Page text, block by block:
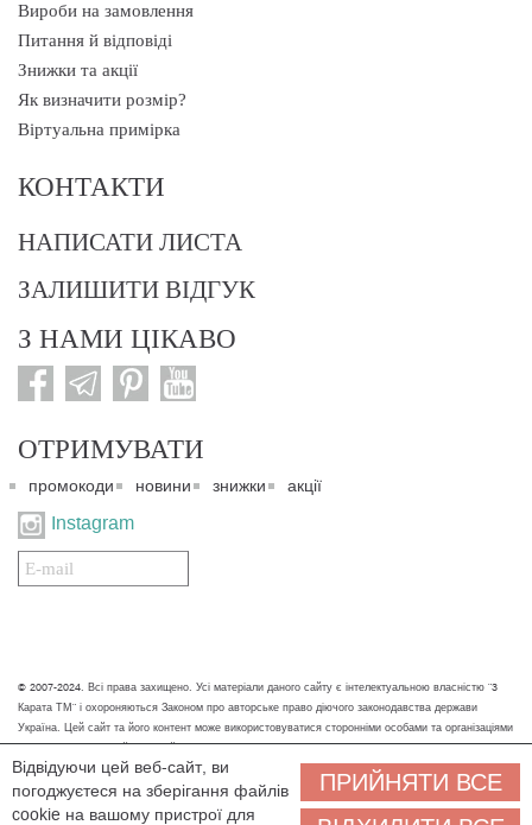
Вироби на замовлення
Питання й відповіді
Знижки та акції
Як визначити розмір?
Віртуальна примірка
КОНТАКТИ
НАПИСАТИ ЛИСТА
ЗАЛИШИТИ ВІДГУК
З НАМИ ЦІКАВО
ОТРИМУВАТИ
промокоди новини знижки акції
Instagram
Подписаться
на
© 2007-2024. Всі права захищено. Усі матеріали даного сайту є інтелектуальною власністю "3
Карата ТМ" і охороняються Законом про авторське право діючого законодавства держави
Україна. Цей сайт та його контент може використовуватися сторонніми особами та організаціями
тільки для некомерційних цілей. Будь-яке завантаження, копіювання, друк та інше використання
матеріалів даного сайту для некомерційних цілей повинно супроводжуватись працюючим
посиланням або іншим зазначенням на джерело.
Відвідуючи цей веб-сайт, ви
погоджуєтеся на зберігання файлів
cookie на вашому пристрої для
ПРИЙНЯТИ ВСЕ